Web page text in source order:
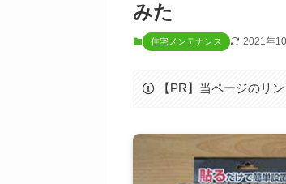
みた
住宅メンテナンス 2021年
【PR】当ページのリ